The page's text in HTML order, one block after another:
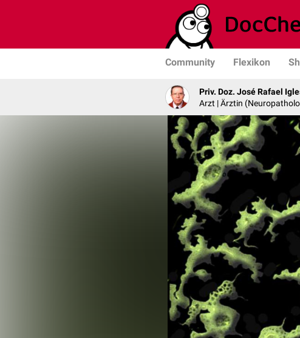
Community Flexikon
Priv. Doz. José Rafael
Arzt | Ärztin